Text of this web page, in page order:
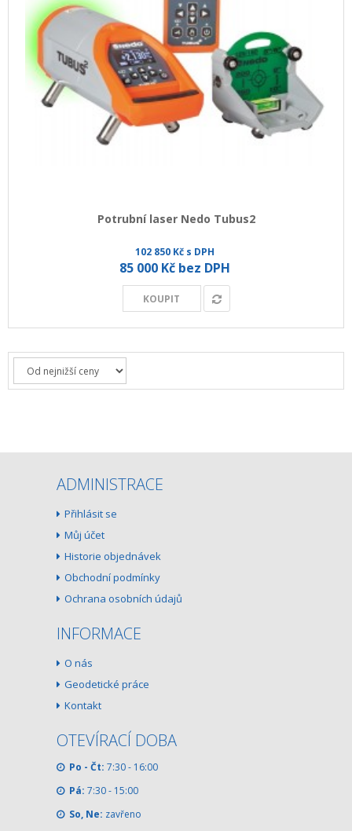
Potrubní laser Nedo Tubus2
102 850 Kč s DPH
85 000 Kč bez DPH
KOUPIT
ADMINISTRACE
Přihlásit se
Můj účet
Historie objednávek
Obchodní podmínky
Ochrana osobních údajů
INFORMACE
O nás
Geodetické práce
Kontakt
OTEVÍRACÍ DOBA
Po - Čt: 7:30 - 16:00
Pá: 7:30 - 15:00
So, Ne: zavřeno